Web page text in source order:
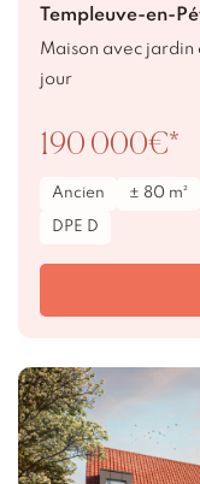
Templeuve-en-
Maison avec
jour
190 000€*
Ancien ± 80 m²
DPE D